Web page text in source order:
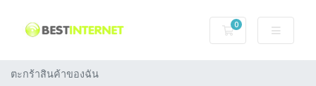
0
ตะกร้าสินค้าของ
ตะกร้าสินค้าของฉัน